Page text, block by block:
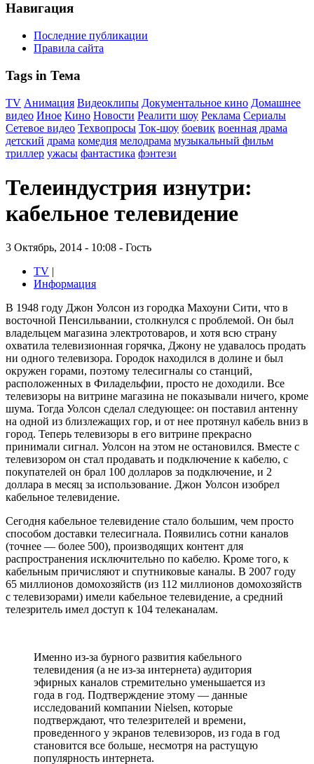
Навигация
Последние публикации
Правила сайта
Tags in Тема
TV Анимация Видеоклипы Документальное кино Домашнее
видео Иное Кино Новости Реалити шоу Реклама Сериалы
Сетевое видео Техвопросы Ток-шоу боевик военная драма
детский драма комедия мелодрама музыкальный фильм
триллер ужасы фантастика фэнтези
Телеиндустрия изнутри:
кабельное телевидение
3 Октябрь, 2014 - 10:08 - Гость
TV |
Информация
В 1948 году Джон Уолсон из городка Махоуни Сити, что в
восточной Пенсильвании, столкнулся с проблемой. Он был
владельцем магазина электротоваров, и хотя всю страну
охватила телевизионная горячка, Джону не удавалось продать
ни одного телевизора. Городок находился в долине и был
окружен горами, поэтому телесигналы со станций,
расположенных в Филадельфии, просто не доходили. Все
телевизоры на витрине магазина не показывали ничего, кроме
шума. Тогда Уолсон сделал следующее: он поставил антенну
на одной из близлежащих гор, и от нее протянул кабель вниз в
город. Теперь телевизоры в его витрине прекрасно
принимали сигнал. Уолсон на этом не остановился. Вместе с
телевизором он стал продавать и подключение к кабелю, с
покупателей он брал 100 долларов за подключение, и 2
доллара в месяц за использование. Джон Уолсон изобрел
кабельное телевидение.
Сегодня кабельное телевидение стало большим, чем просто
способом доставки телесигнала. Появились сотни каналов
(точнее — более 500), производящих контент для
распространения исключительно по кабелю. Кроме того, к
кабельным причисляют и спутниковые каналы. В 2007 году
65 миллионов домохозяйств (из 112 миллионов домохозяйств
с телевизорами) имели кабельное телевидение, а средний
телезритель имел доступ к 104 телеканалам.
Именно из-за бурного развития кабельного
телевидения (а не из-за интернета) аудитория
эфирных каналов стремительно уменьшается из
года в год. Подтверждение этому — данные
исследований компании Nielsen, которые
подтверждают, что телезрителей и времени,
проведенного у экранов телевизоров, из года в год
становится все больше, несмотря на растущую
популярность интернета.